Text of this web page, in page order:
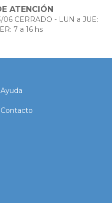
ATENCIÓN
CERRADO - LUN a JUE:
7 a 16 hs
Ayuda
Contacto